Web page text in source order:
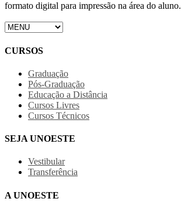
formato digital para impressão na área do aluno.
CURSOS
Graduação
Pós-Graduação
Educação a Distância
Cursos Livres
Cursos Técnicos
SEJA UNOESTE
Vestibular
Transferência
A UNOESTE